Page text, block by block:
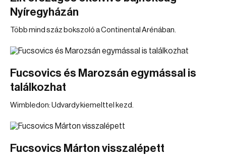
Nyíregyházán
Több mind száz bokszoló a Continental Arénában.
Fucsovics és Marozsán egymással is
találkozhat
Wimbledon: Udvardy kiemelttel kezd.
Fucsovics Márton visszalépett